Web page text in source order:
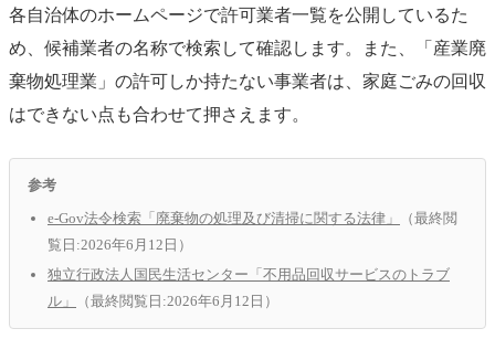
各自治体のホームページで許可業者一覧を公開しているた
め、候補業者の名称で検索して確認します。また、「産業廃
棄物処理業」の許可しか持たない事業者は、家庭ごみの回収
はできない点も合わせて押さえます。
参考
e-Gov法令検索「廃棄物の処理及び清掃に関する法律」
（最終閲
覧日:2026年6月12日）
独立行政法人国民生活センター「不用品回収サービスのトラブ
ル」
（最終閲覧日:2026年6月12日）